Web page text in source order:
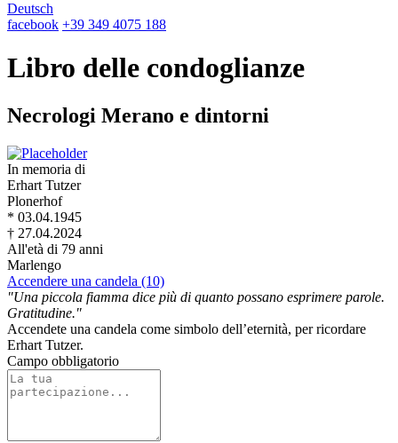
Deutsch
facebook +39 349 4075 188
Libro delle condoglianze
Necrologi Merano e dintorni
In memoria di
Erhart Tutzer
Plonerhof
* 03.04.1945
† 27.04.2024
All'età di 79 anni
Marlengo
Accendere una candela (10)
"Una piccola fiamma dice più di quanto possano esprimere parole.
Gratitudine."
Accendete una candela come simbolo dell’eternità, per ricordare
Erhart Tutzer.
Campo obbligatorio